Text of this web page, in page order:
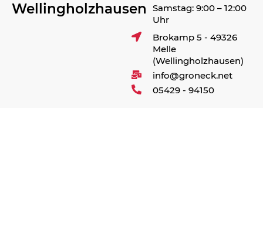
Wellingholzhausen
Samstag: 9:00 – 12:00
Uhr
Brokamp 5 - 49326
Melle
(Wellingholzhausen)
info@groneck.net
05429 - 94150